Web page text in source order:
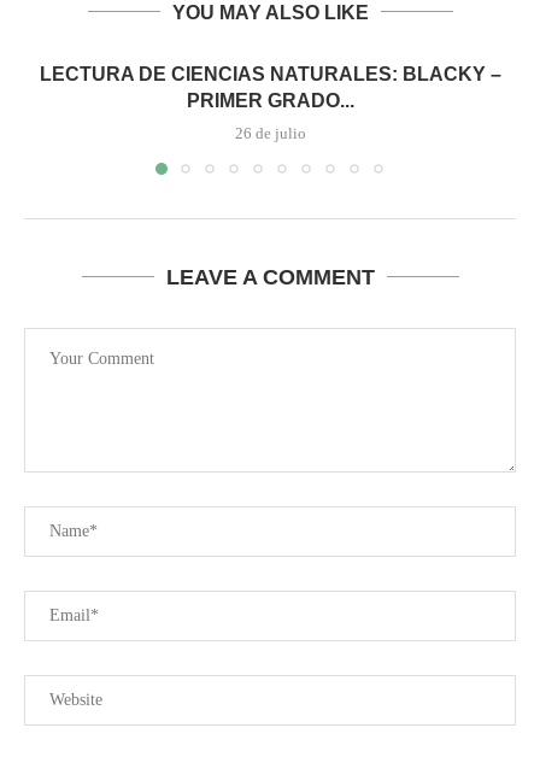
YOU MAY ALSO LIKE
LECTURA DE CIENCIAS NATURALES: BLACKY –
PRIMER GRADO...
26 de julio
LEAVE A COMMENT